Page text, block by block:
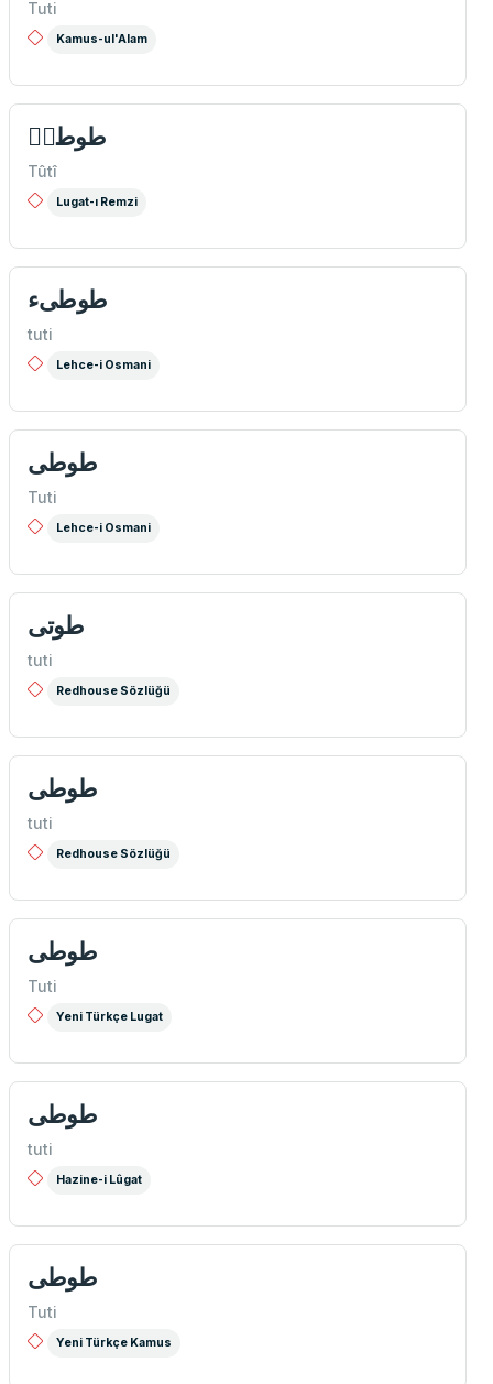
Tuti
Kamus-ul'Alam
طوطیٖ
Tûtî
Lugat-ı Remzi
طوطیء
tuti
Lehce-i Osmani
طوطی
Tuti
Lehce-i Osmani
طوتی
tuti
Redhouse Sözlüğü
طوطی
tuti
Redhouse Sözlüğü
طوطی
Tuti
Yeni Türkçe Lugat
طوطی
tuti
Hazine-i Lûgat
طوطی
Tuti
Yeni Türkçe Kamus